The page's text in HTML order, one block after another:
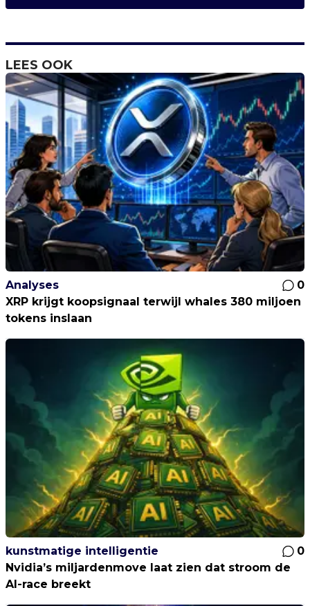
LEES OOK
Analyses
0
XRP krijgt koopsignaal terwijl whales 380 miljoen
tokens inslaan
kunstmatige intelligentie
0
Nvidia’s miljardenmove laat zien dat stroom de
AI-race breekt